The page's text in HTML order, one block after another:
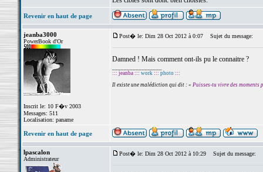
Revenir en haut de page
jeanba3000
PowerBook d'Or
Inscrit le: 10 F�v 2003
Messages: 511
Localisation: paname
Post� le: Dim 28 Oct 2012 à 0:07 Sujet du message:
Damned ! Mais comment ont-ils pu le connaitre ?
::: jeanba ::: work::: photo:::
Il existe une malédiction qui dit : « Puisses-tu vivre des moments
Revenir en haut de page
lpascalon
Administrateur
Post� le: Dim 28 Oct 2012 à 10:29 Sujet du message: